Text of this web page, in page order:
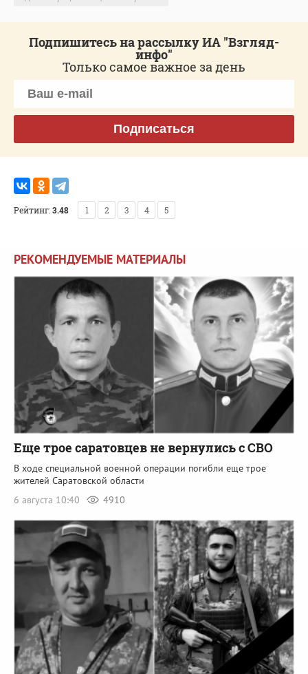
Подпишитесь на рассылку ИА "Взгляд-
инфо"
Только самое важное за день
Подписаться
Рейтинг:3.48 1 2 3 4 5
РЕКОМЕНДУЕМЫЕ МАТЕРИАЛЫ
Еще трое саратовцев не вернулись с СВО
В ходе специальной военной операции погибли еще трое
жителей Саратовской области
6 августа 10:40
4910